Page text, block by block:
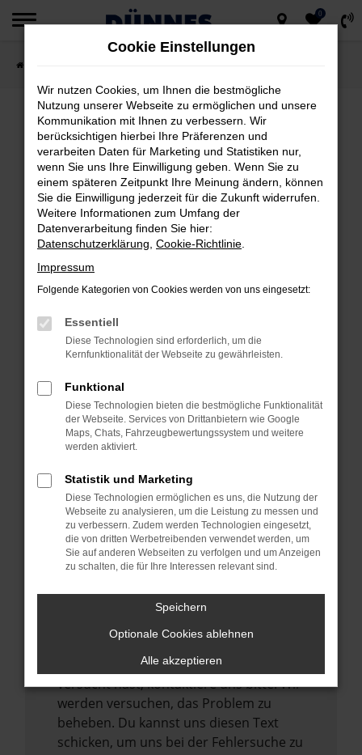
Zum
springen
0
FEHLER: NETWORK ERROR
Beim Laden ist ein Fehler aufgetreten.
Hier sind ein paar Tipps, die dir helfen können:
Überprüfe deine Firewall und deine
Internetverbindung.
Laden andere Webseiten, zum Beispiel
deine Suchmaschine?
Prüfe deine Browsererweiterungen.
Manche Erweiterungen, wie Werbeblocker,
können das Laden bestimmter Seiten
anderen Browser oder in einem privaten
Fenster?
Starte dein Gerät neu.
vorübergehende Probleme zu beheben.
Stelle sicher, dass dein Browser und dein
Betriebssystem auf dem neuesten Stand
sind.
Veraltete Software birgt nicht nur ein
führen, dass bestimmte Funktionen nicht
mehr unterstützt werden.
Wende dich an den Webseitenbetreiber.
Wenn du alle oben genannten Schritte
versucht hast, kontaktiere uns bitte. Wir
werden versuchen, das Problem zu
beheben. Du kannst uns diesen Text
schicken, um uns bei der Fehlersuche zu
Cookie Einstellungen
Wir nutzen Cookies, um Ihnen die bestmögliche
Nutzung unserer Webseite zu ermöglichen und unsere
Kommunikation mit Ihnen zu verbessern. Wir
berücksichtigen hierbei Ihre Präferenzen und
verarbeiten Daten für Marketing und Statistiken nur,
wenn Sie uns Ihre Einwilligung geben. Wenn Sie zu
einem späteren Zeitpunkt Ihre Meinung ändern, können
Sie die Einwilligung jederzeit für die Zukunft widerrufen.
Weitere Informationen zum Umfang der
Datenverarbeitung finden Sie hier:
Datenschutzerklärung Cookie-Richtlinie
Impressum
Folgende Kategorien von Cookies werden von uns eingesetzt:
Essentiell
Diese Technologien sind erforderlich, um die
Kernfunktionalität der Webseite zu gewährleisten.
Funktional
Diese Technologien bieten die bestmögliche Funktionalität
der Webseite. Services von Drittanbietern wie Google
Maps, Chats, Fahrzeugbewertungssystem und weitere
werden aktiviert.
Statistik und Marketing
Diese Technologien ermöglichen es uns, die Nutzung der
Webseite zu analysieren, um die Leistung zu messen und
zu verbessern. Zudem werden Technologien eingesetzt,
die von dritten Werbetreibenden verwendet werden, um
Sie auf anderen Webseiten zu verfolgen und um Anzeigen
zu schalten, die für Ihre Interessen relevant sind.
Speichern
Optionale Cookies ablehnen
Alle akzeptieren